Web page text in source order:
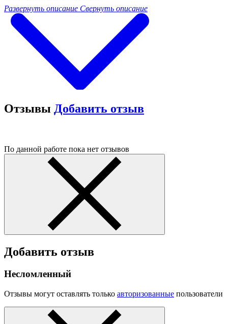
Развернуть описание Свернуть описание
Отзывы Добавить отзыв
По данной работе пока нет отзывов
Добавить отзыв
Несломленный
Отзывы могут оставлять только авторизованные пользователи